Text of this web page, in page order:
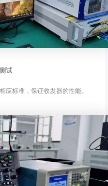
试
应标准，保证收发器的性能。